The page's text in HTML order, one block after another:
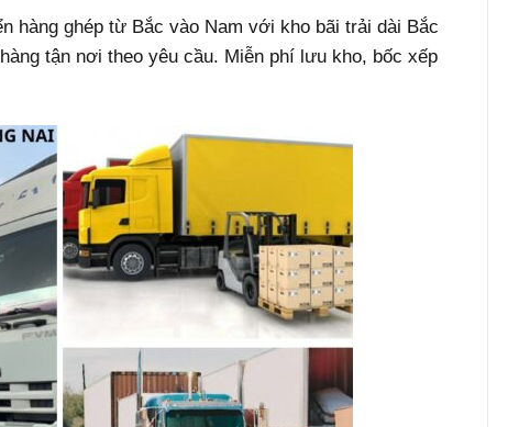
hàng ghép từ Bắc vào Nam với kho bãi trải dài Bắc
tận nơi theo yêu cầu. Miễn phí lưu kho, bốc xếp